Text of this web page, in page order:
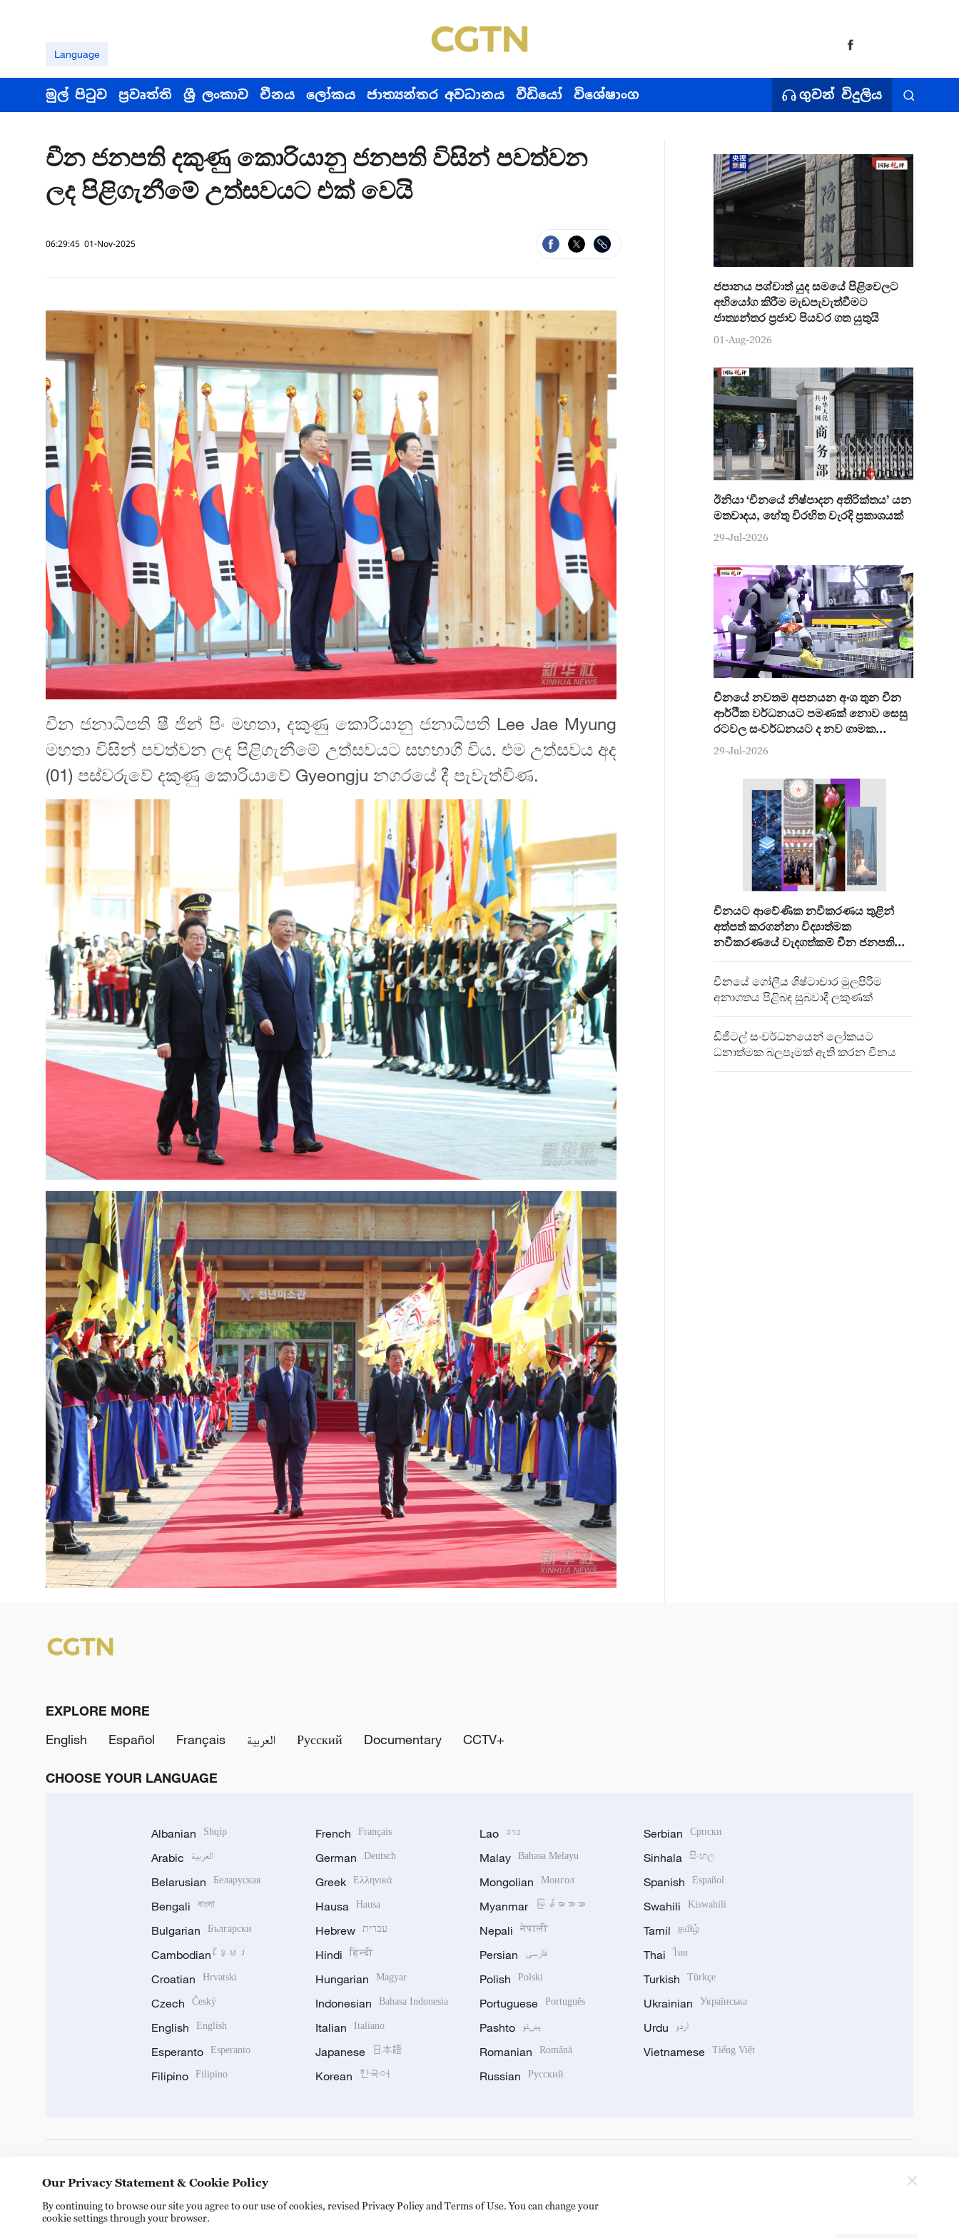
Language
මුල් පිටුව ප්‍රවෘත්ති ශ්‍රී ලංකාව චීනය ලෝකය ජාත්‍යන්තර අවධානය වීඩියෝ විශේෂාංග ගුවන් විදුලිය
චීන ජනපති දකුණු කොරියානු ජනපති විසින් පවත්වන
ලද පිළිගැනීමේ උත්සවයට එක් වෙයි
06:29:45 01-Nov-2025
චීන ජනාධිපති ෂී ජින් පිං මහතා, දකුණු කොරියානු ජනාධිපති Lee Jae Myung
මහතා විසින් පවත්වන ලද පිළිගැනීමේ උත්සවයට සහභාගී විය. එම උත්සවය අද
(01) පස්වරුවේ දකුණු කොරියාවේ Gyeongju නගරයේ දී පැවැත්විණ.
ජපානය පශ්චාත් යුද සමයේ පිළිවෙලට
අභියෝග කිරීම මැඩපැවැත්වීමට
ජාත්‍යන්තර ප්‍රජාව පියවර ගත යුතුයි
01-Aug-2026
ඊනියා ‘චීනයේ නිෂ්පාදන අතිරික්තය’ යන
මතවාදය, හේතු විරහිත වැරදි ප්‍රකාශයක්
29-Jul-2026
චීනයේ නවතම අපනයන අංශ තුන චීන
ආර්ථික වර්ධනයට පමණක් නොව සෙසු
රටවල සංවර්ධනයට ද නව ගාමක
ශක්තියක්
29-Jul-2026
චීනයට ආවේණික නවීකරණය තුළින්
අත්පත් කරගන්නා විද්‍යාත්මක
නවීකරණයේ වැදගත්කම් චීන ජනපති
චීනයේ ගෝලීය ශිෂ්ටාචාර මුලපිරීම
අනාගතය පිළිබඳ සුබවාදී ලකුණක්
ඩිජිටල් සංවර්ධනයෙන් ලෝකයට
ධනාත්මක බලපෑමක් ඇති කරන චීනය
EXPLORE MORE
English
Español Français العربية Русский Documentary CCTV+
CHOOSE YOUR LANGUAGE
Albanian Shqip
Arabic العربية
Belarusian Беларуская
Bengali বাংলা
Bulgarian Български
Cambodian ខ្មែរ
Croatian Hrvatski
Czech Český
English English
Esperanto Esperanto
Filipino Filipino
French Français
German Deutsch
Greek Ελληνικά
Hausa Hausa
Hebrew עברית
Hindi हिन्दी
Hungarian Magyar
Indonesian Bahasa Indonesia
Italian Italiano
Japanese 日本語
Korean 한국어
Lao ລາວ
Malay Bahasa Melayu
Mongolian Монгол
Myanmar မြန်မာဘာသာ
Nepali नेपाली
Persian فارسی
Polish Polski
Portuguese Português
Pashto پښتو
Romanian Română
Russian Русский
Serbian Српски
Sinhala සිංහල
Spanish Español
Swahili Kiswahili
Tamil தமிழ்
Thai ไทย
Turkish Türkçe
Ukrainian Українська
Urdu اردو
Vietnamese Tiếng Việt
Our Privacy Statement & Cookie Policy
By continuing to browse our site you agree to our use of cookies, revised Privacy Policy and Terms of Use. You can change your
cookie settings through your browser.